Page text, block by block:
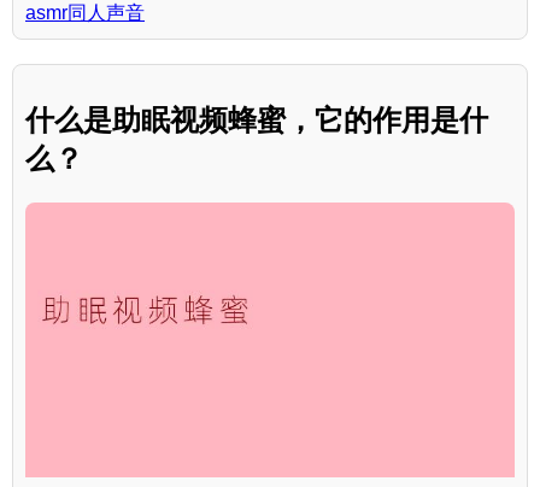
asmr同人声音
什么是助眠视频蜂蜜，它的作用是什
么？